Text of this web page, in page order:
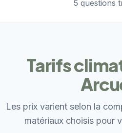
5 questions
Tarifs
Les prix varient selon la
matériaux choisis pour